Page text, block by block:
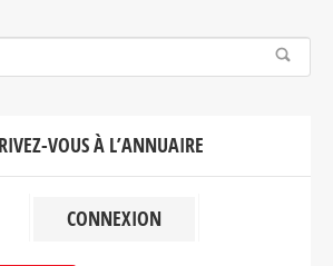
VOUS À L’ANNUAIRE
CONNEXION